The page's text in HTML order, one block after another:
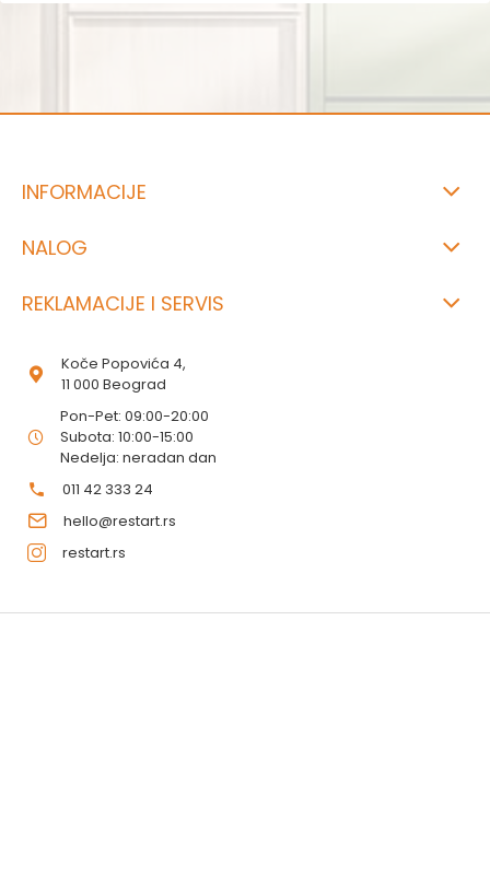
INFORMACIJE
NALOG
REKLAMACIJE I SERVIS
Koče Popovića 4,
11 000 Beograd
Pon-Pet: 09:00-20:00
Subota: 10:00-15:00
Nedelja: neradan dan
011 42 333 24
hello@restart.rs
restart.rs